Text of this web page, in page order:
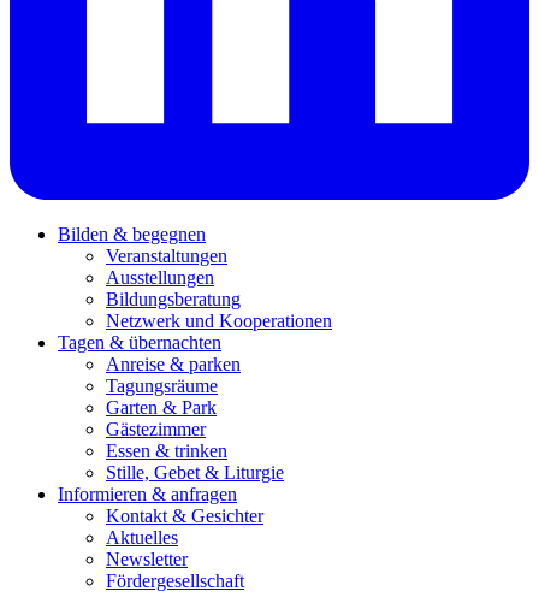
Bilden & begegnen
Veranstaltungen
Ausstellungen
Bildungsberatung
Netzwerk und Kooperationen
Tagen & übernachten
Anreise & parken
Tagungsräume
Garten & Park
Gästezimmer
Essen & trinken
Stille, Gebet & Liturgie
Informieren & anfragen
Kontakt & Gesichter
Aktuelles
Newsletter
Fördergesellschaft